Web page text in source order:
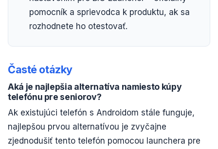
pomocník a sprievodca k produktu, ak sa
rozhodnete ho otestovať.
Časté otázky
Aká je najlepšia alternatíva namiesto kúpy
telefónu pre seniorov?
Ak existujúci telefón s Androidom stále funguje,
najlepšou prvou alternatívou je zvyčajne
zjednodušiť tento telefón pomocou launchera pre